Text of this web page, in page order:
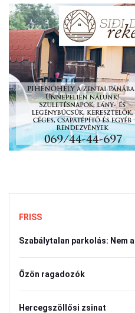
FRISS
Szabálytalan parkolás: Nem
Özön ragadozók
Hercegszöllősi zsinat